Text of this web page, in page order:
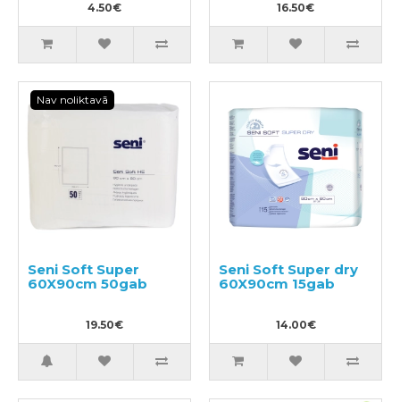
4.50€ 16.50€
Nav noliktavā
Seni Soft Super
60X90cm 50gab
19.50€
Seni Soft Super dry
60X90cm 15gab
14.00€